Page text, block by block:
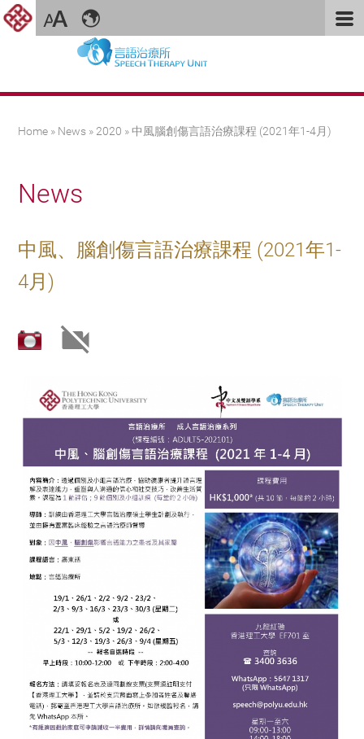
You are here
Home » News » 2020 » 中風腦創傷言語治療課程 (2021年1-4月)
News
中風、腦創傷言語治療課程 (2021年1-
4月)